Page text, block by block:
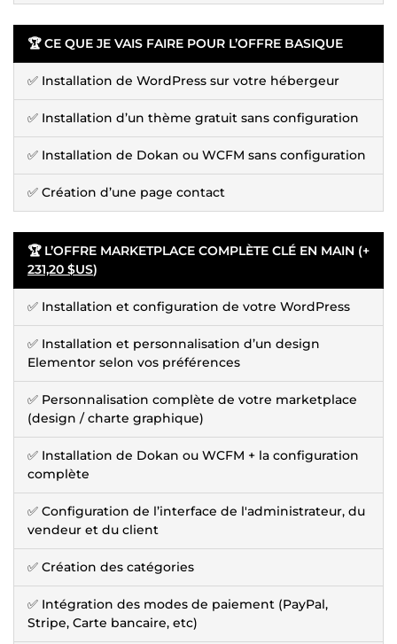
🏆 CE QUE JE VAIS FAIRE POUR L’OFFRE BASIQUE
✅ Installation de WordPress sur votre hébergeur
✅ Installation d’un thème gratuit sans configuration
✅ Installation de Dokan ou WCFM sans configuration
✅ Création d’une page contact
🏆 L’OFFRE MARKETPLACE COMPLÈTE CLÉ EN MAIN (+
231,20 $US)
✅ Installation et configuration de votre WordPress
✅ Installation et personnalisation d’un design
Elementor selon vos préférences
✅ Personnalisation complète de votre marketplace
(design / charte graphique)
✅ Installation de Dokan ou WCFM + la configuration
complète
✅ Configuration de l’interface de l'administrateur, du
vendeur et du client
✅ Création des catégories
✅ Intégration des modes de paiement (PayPal,
Stripe, Carte bancaire, etc)